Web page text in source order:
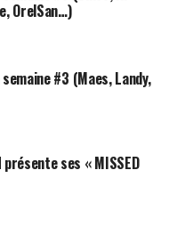
OrelSan…)
#3 (Maes, Landy,
présente ses « MISSED